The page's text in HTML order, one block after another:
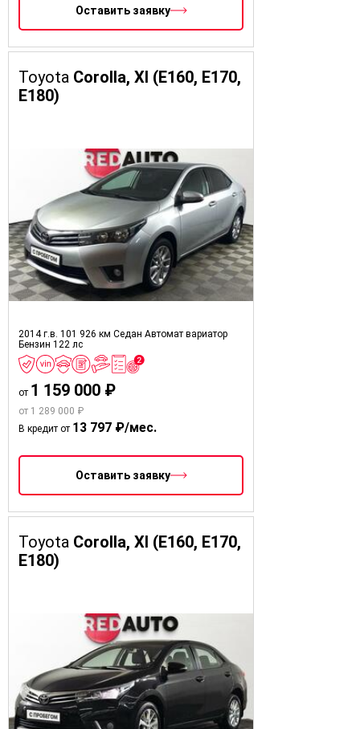
Оставить заявку
Toyota Corolla, XI (E160, E170,
E180)
2014 г.в. 101 926 км Седан Автомат вариатор
Бензин 122 лс
от 1 159 000 ₽
от 1 289 000 ₽
В кредит от 13 797 ₽/мес.
Оставить заявку
Toyota Corolla, XI (E160, E170,
E180)